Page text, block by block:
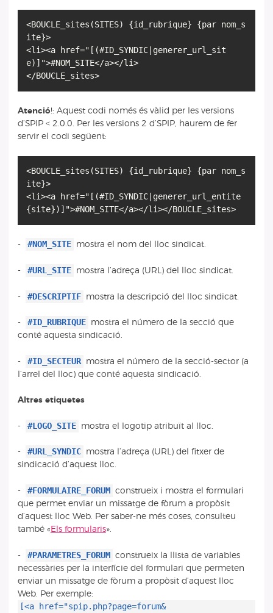
<BOUCLE_sites(SITES) {id_rubrique} {par nom_s
ite}>
<li><a href="[(#ID_SYNDIC|generer_url_sit
e)]">#NOM_SITE</a></li>
</BOUCLE_sites>
Atenció!: Aquest codi només és vàlid per les versions
d’SPIP < 2.0.0. Per les versions 2 d’SPIP, haurem de fer
servir el codi següent:
<BOUCLE_sites(SITES) {id_rubrique} {par nom_s
ite}>
<li><a href="[(#ID_SYNDIC|generer_url_entite
{site})]">#NOM_SITE</a></li></BOUCLE_sites>
- #NOM_SITE mostra el nom del lloc sindicat.
- #URL_SITE mostra l’adreça (URL) del lloc sindicat.
- #DESCRIPTIF mostra la descripció del lloc sindicat.
- #ID_RUBRIQUE mostra el número de la secció que
conté aquesta sindicació.
- #ID_SECTEUR mostra el número de la secció-sector (a
l’arrel del lloc) que conté aquesta sindicació.
Altres etiquetes
- #LOGO_SITE mostra el logotip atribuït al lloc.
- #URL_SYNDIC mostra l’adreça (URL) del fitxer de
sindicació d’aquest lloc.
- #FORMULAIRE_FORUM construeix i mostra el formulari
que permet enviar un missatge de fòrum a propòsit
d’aquest lloc Web. Per saber-ne més coses, consulteu
també « Els formularis».
- #PARAMETRES_FORUM construeix la llista de variables
necessàries per la interfície del formulari que permeten
enviar un missatge de fòrum a propòsit d’aquest lloc
Web. Per exemple:
[<a href="spip.php?page=forum&